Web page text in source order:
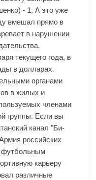
- 1. А это уже
вмешал прямо в
в нарушении
текущего года, в
в долларах.
органами
в жилых и
членами
группы. Если вы
канал "Би-
российских
футбольным
карьеру
различные